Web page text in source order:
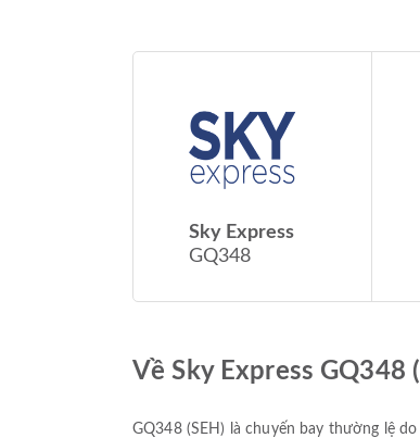
Sky Express
GQ348
Về Sky Express GQ348
GQ348(SEH ) là chuyến bay thường lệ